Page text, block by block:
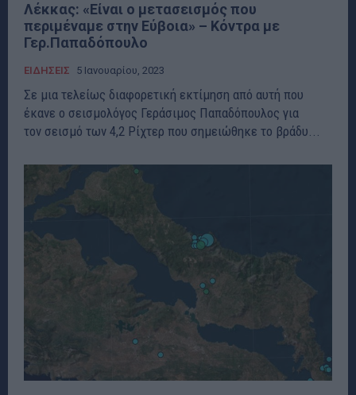
Λέκκας: «Είναι ο μετασεισμός που
περιμέναμε στην Εύβοια» – Κόντρα με
Γερ.Παπαδόπουλο
ΕΙΔΗΣΕΙΣ 5 Ιανουαρίου, 2023
Σε μια τελείως διαφορετική εκτίμηση από αυτή που
έκανε ο σεισμολόγος Γεράσιμος Παπαδόπουλος για
τον σεισμό των 4,2 Ρίχτερ που σημειώθηκε το βράδυ...